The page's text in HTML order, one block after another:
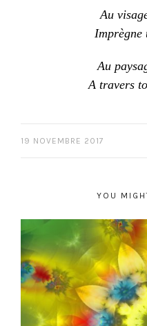
Au
Imprègne
Au
A travers
19 NOVEMBRE 2017
YOU